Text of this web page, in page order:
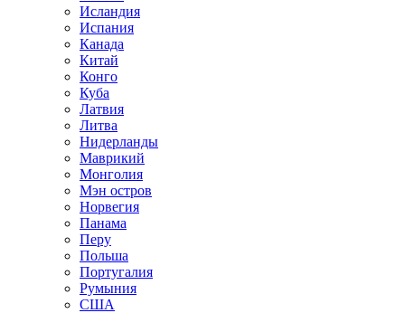
Исландия
Испания
Канада
Китай
Конго
Куба
Латвия
Литва
Нидерланды
Маврикий
Монголия
Мэн остров
Норвегия
Панама
Перу
Польша
Португалия
Румыния
США